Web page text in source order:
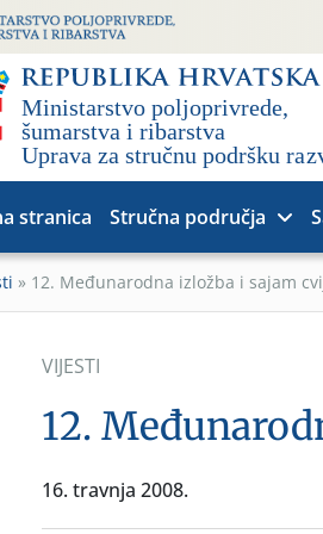
stranica Stručna područja
» 12. Međunarodna izložba i sajam
VIJESTI
12.
16. travnja 2008.